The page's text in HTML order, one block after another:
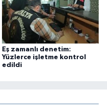
Eş zamanlı denetim:
Yüzlerce işletme kontrol
edildi